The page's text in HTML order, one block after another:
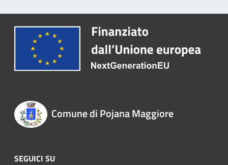
Comune di Pojana Maggiore
SEGUICI SU